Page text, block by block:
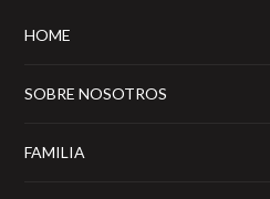
HOME
SOBRE NOSOTROS
FAMILIA